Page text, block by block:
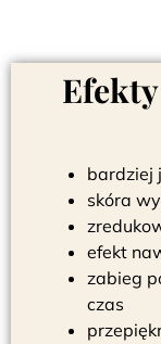
bardziej
skóra
efekt
zabieg
czas